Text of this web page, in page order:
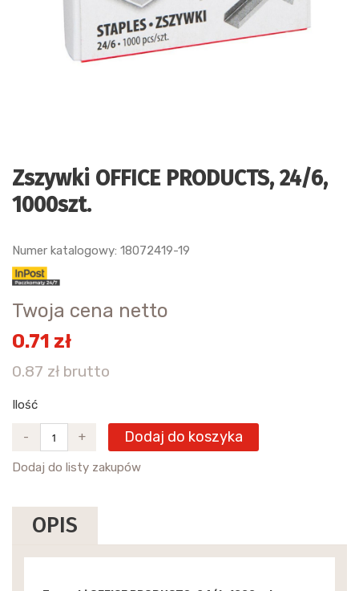
Zszywki OFFICE PRODUCTS, 24/6,
1000szt.
Numer katalogowy: 18072419-19
Twoja cena netto
0.71 zł
0.87 zł brutto
Ilość
- + Dodaj do koszyka
Dodaj do listy zakupów
OPIS